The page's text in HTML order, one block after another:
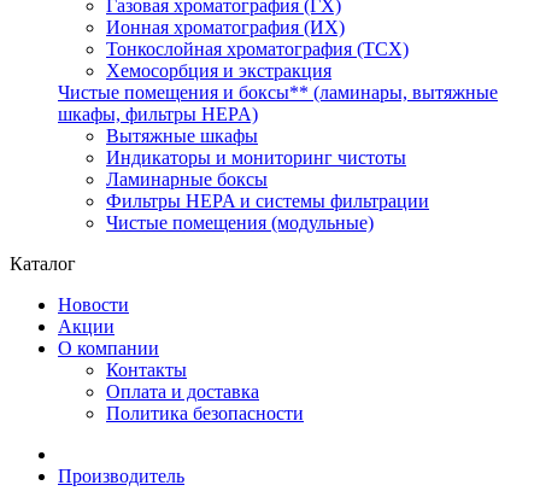
Газовая хроматография (ГХ)
Ионная хроматография (ИХ)
Тонкослойная хроматография (ТСХ)
Хемосорбция и экстракция
Чистые помещения и боксы** (ламинары, вытяжные
шкафы, фильтры HEPA)
Вытяжные шкафы
Индикаторы и мониторинг чистоты
Ламинарные боксы
Фильтры HEPA и системы фильтрации
Чистые помещения (модульные)
Каталог
Новости
Акции
О компании
Контакты
Оплата и доставка
Политика безопасности
Производитель